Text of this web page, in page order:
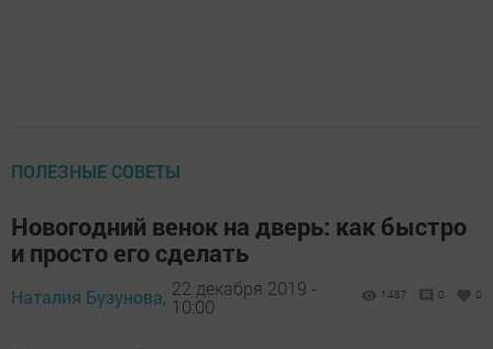
ПОЛЕЗНЫЕ СОВЕТЫ
Новогодний венок на дверь: как быстро
и просто его сделать
Наталия Бузунова, 22 декабря 2019 -
10:00
1487 0 0